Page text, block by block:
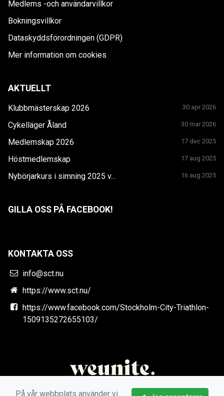
Medlems -och användarvillkor
Bokningsvillkor
Dataskyddsförordningen (GDPR)
Mer information om cookies
AKTUELLT
Klubbmästerskap 2026 30 apr 2026
Cykelläger Åland 30 mar 2026
Medlemskap 2026 17 dec 2025
Höstmedlemskap 17 aug 2025
Nybörjarkurs i simning 2025 v... 16 aug 2025
GILLA OSS PÅ FACEBOOK!
KONTAKTA OSS
info@sct.nu
https://www.sct.nu/
https://www.facebook.com/Stockholm-City-Triathlon-
1509135272655103/
På vår webbplats använder vi